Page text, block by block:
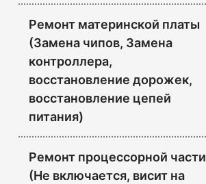
Ремонт материнской платы
(Замена чипов, Замена
контроллера,
восстановление дорожек,
восстановление цепей
питания)
Ремонт процессорной части
(Не включается, висит на